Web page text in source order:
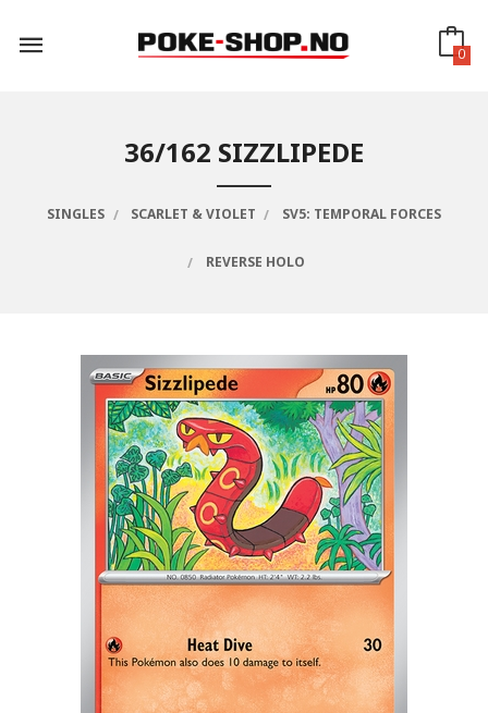
innholdet
0
36/162 SIZZLIPEDE
SINGLES SCARLET & VIOLET SV5: TEMPORAL FORCES
REVERSE HOLO